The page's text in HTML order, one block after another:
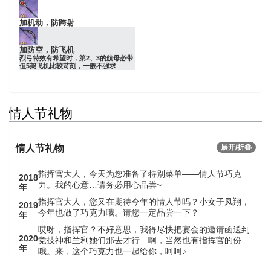
加机动，防跨射
加防空，防飞机
烈弓特效有希望时，第2、3的航母必带
但5架飞机比较苛刻，一般不强求
情人节礼物
情人节礼物 展开/折叠
2018
年
指挥官大人，今天为您准备了特别菜单——情人节巧克
力。我的心意…请务必用心品尝~
2019
年
指挥官大人，您又在期待今年的情人节吗？小女子凤翔，
今年也做了巧克力哦。请您一定品尝一下？
2020
年
哎呀，指挥官？不好意思，我得尽快把宴会的邀请函送到
竞技神和兰利她们那去才行…啊，当然也有指挥官的份
哦。来，这个巧克力也一起给你，呵呵♪